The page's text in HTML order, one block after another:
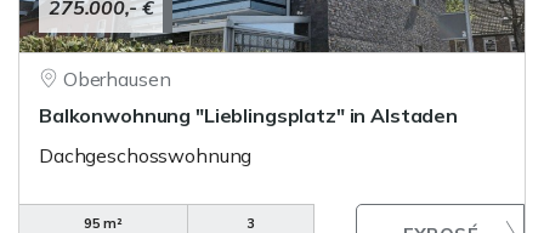
275.000,- €
Oberhausen
Balkonwohnung "Lieblingsplatz" in Alstaden
Dachgeschosswohnung
95 m²
3